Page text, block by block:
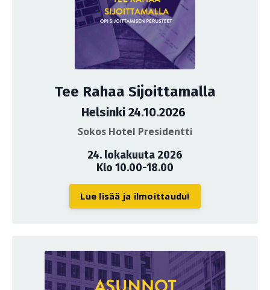
Tee Rahaa Sijoittamalla
Helsinki 24.10.2026
Sokos Hotel Presidentti
24. lokakuuta 2026
Klo 10.00-18.00
Lue lisää ja ilmoittaudu!